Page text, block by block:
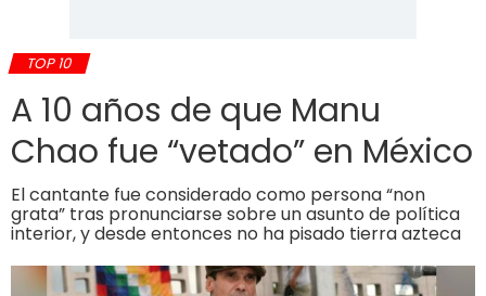
TOP 10
A 10 años de que Manu
Chao fue “vetado” en México
El cantante fue considerado como persona “non
grata” tras pronunciarse sobre un asunto de política
interior, y desde entonces no ha pisado tierra azteca